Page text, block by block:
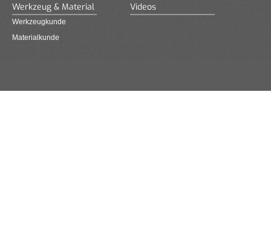
Werkzeug & Material
Werkzeugkunde
Materialkunde
Videos